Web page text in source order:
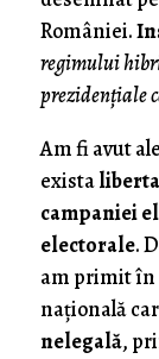
României.
regimului
prezidenţiale
Am fi avut
exista
campaniei
electorale.
am primit în
naţională
nelegală,